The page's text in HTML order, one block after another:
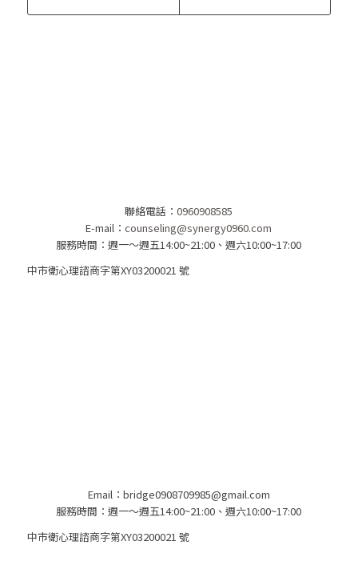
聯絡電話：0960908585
E-mail：counseling@synergy0960.com
服務時間：週一～週五14:00~21:00、週六10:00~17:00
中市衛心理諮商字第XY03200021 號​
Email：bridge0908709985@gmail.com
服務時間：週一～週五14:00~21:00、週六10:00~17:00
中市衛心理諮商字第XY03200021 號​